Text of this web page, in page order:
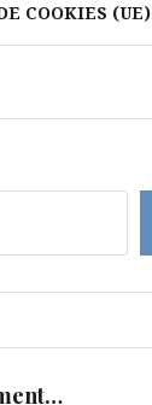
COOKIES (UE)